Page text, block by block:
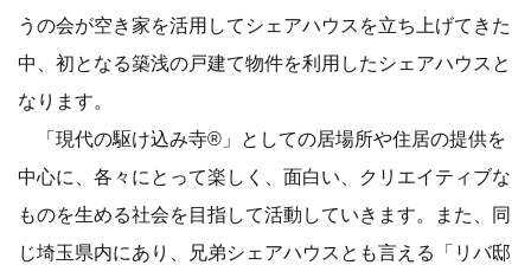
うの会が空き家を活用してシェアハウスを立ち上げてきた
中、初となる築浅の戸建て物件を利用したシェアハウスと
なります。
「現代の駆け込み寺®」としての居場所や住居の提供を
中心に、各々にとって楽しく、面白い、クリエイティブな
ものを生める社会を目指して活動していきます。また、同
じ埼玉県内にあり、兄弟シェアハウスとも言える「リバ邸